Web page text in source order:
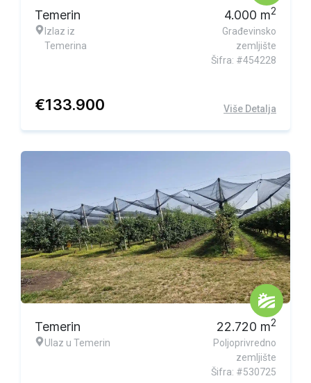
Temerin
Izlaz iz
Temerina
4.000 m2
Građevinsko
zemljište
Šifra: #454228
€133.900 Više Detalja
Temerin
Ulaz u Temerin
22.720 m2
Poljoprivredno
zemljište
Šifra: #530725